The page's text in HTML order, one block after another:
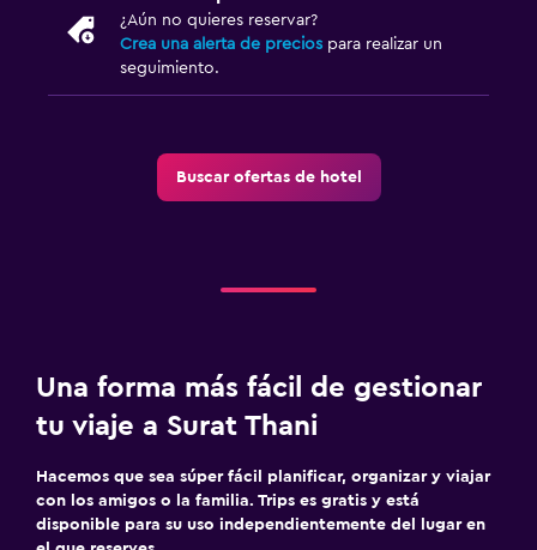
¿Aún no quieres reservar?
Crea una alerta de precios para realizar un
seguimiento.
Buscar ofertas de hotel
Una forma más fácil de gestionar
tu viaje a Surat Thani
Hacemos que sea súper fácil planificar, organizar y viajar
con los amigos o la familia. Trips es gratis y está
disponible para su uso independientemente del lugar en